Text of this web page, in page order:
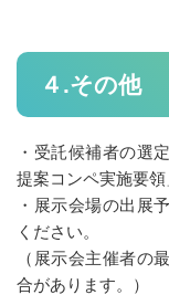
取引支援チーム
受託中小企業振興事
販売戦略構築支援事
7/10中小受託取引
イト
４.その他
・受託候補者の選
提案コンペ実施要領
・展示会場の出展
ください。
（展示会主催者の
合があります。）